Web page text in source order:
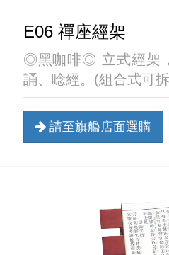
E06 禪座經架
◎黑咖啡◎ 立式經架
誦、唸經。(組合式可
請至旗艦店面選購